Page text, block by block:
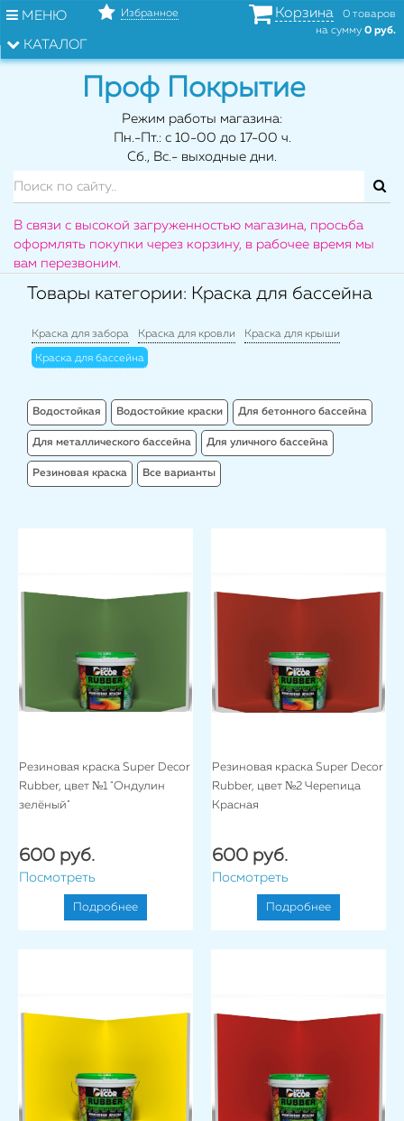
МЕНЮ
КАТАЛОГ
Избранное Корзина
0 товаров
на сумму 0 руб.
Проф Покрытие
Режим работы магазина:
Пн.-Пт.: с 10-00 до 17-00 ч.
Сб., Вс.- выходные дни.
В связи с высокой загруженностью магазина, просьба
оформлять покупки через корзину, в рабочее время мы
вам перезвоним.
Товары категории: Краска для бассейна
Краска для забора Краска для кровли Краска для крыши
Краска для бассейна
Водостойкая Водостойкие краски Для бетонного бассейна
Для металлического бассейна Для уличного бассейна
Резиновая краска Все варианты
Резиновая краска Super Decor
Rubber, цвет №1 "Ондулин
зелёный"
600 руб.
Посмотреть
Подробнее
Резиновая краска Super Decor
Rubber, цвет №2 Черепица
Красная
600 руб.
Посмотреть
Подробнее